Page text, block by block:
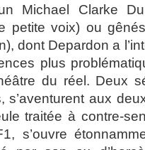
Michael Clarke
petite voix) ou
dont Depardon a
plus
du réel. Deux
s’aventurent aux
traitée à contre-
s’ouvre